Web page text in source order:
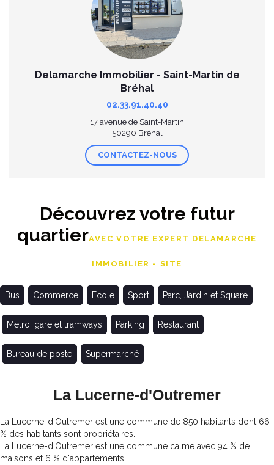
Delamarche Immobilier - Saint-Martin de
Bréhal
02.33.91.40.40
17 avenue de Saint-Martin
50290 Bréhal
CONTACTEZ-NOUS
Découvrez votre futur
quartierAVEC VOTRE EXPERT DELAMARCHE
IMMOBILIER - SITE
Bus Commerce Ecole Sport Parc, Jardin et Square
Métro, gare et tramways Parking Restaurant
Bureau de poste Supermarché
La Lucerne-d'Outremer
La Lucerne-d'Outremer est une commune de 850 habitants dont 66
% des habitants sont propriétaires.
La Lucerne-d'Outremer est une commune calme avec 94 % de
maisons et 6 % d'appartements.